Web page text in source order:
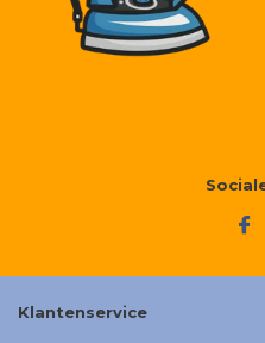
Klantenservice